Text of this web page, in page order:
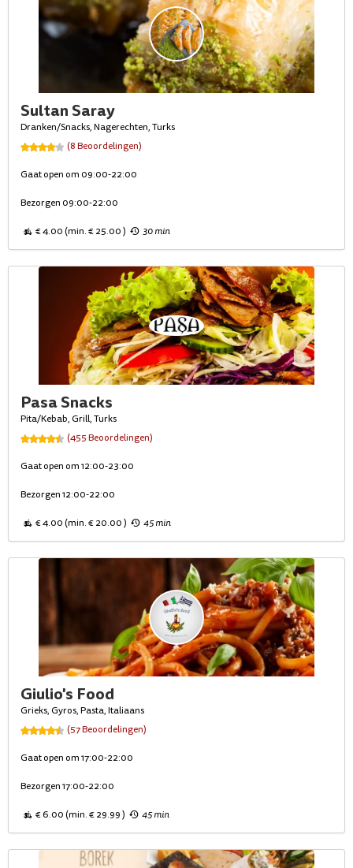
Sultan Saray
Dranken/Snacks, Nagerechten, Turks
(8 Beoordelingen)
Gaat open om 09:00-22:00
Bezorgen 09:00-22:00
€ 4.00 (min. € 25.00 ) 30 min
Pasa Snacks
Pita/Kebab, Grill, Turks
(455 Beoordelingen)
Gaat open om 12:00-23:00
Bezorgen 12:00-22:00
€ 4.00 (min. € 20.00 ) 45 min
Giulio's Food
Grieks, Gyros, Pasta, Italiaans
(57 Beoordelingen)
Gaat open om 17:00-22:00
Bezorgen 17:00-22:00
€ 6.00 (min. € 29.99 ) 45 min